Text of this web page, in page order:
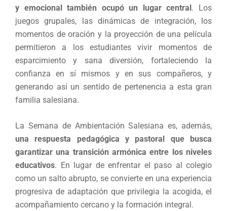
y emocional también ocupó un lugar central. Los
juegos grupales, las dinámicas de integración, los
momentos de oración y la proyección de una película
permitieron a los estudiantes vivir momentos de
esparcimiento y sana diversión, fortaleciendo la
confianza en sí mismos y en sus compañeros, y
generando así un sentido de pertenencia a esta gran
familia salesiana.
La Semana de Ambientación Salesiana es, además,
una respuesta pedagógica y pastoral que busca
garantizar una transición armónica entre los niveles
educativos. En lugar de enfrentar el paso al colegio
como un salto abrupto, se convierte en una experiencia
progresiva de adaptación que privilegia la acogida, el
acompañamiento cercano y la formación integral.